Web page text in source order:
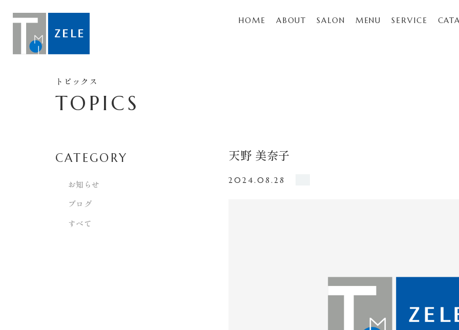
HOME ABOUT SALON MENU SERVICE
トピックス
TOPICS
CATEGORY
お知らせ
ブログ
すべて
天野 美奈子
2024.08.28